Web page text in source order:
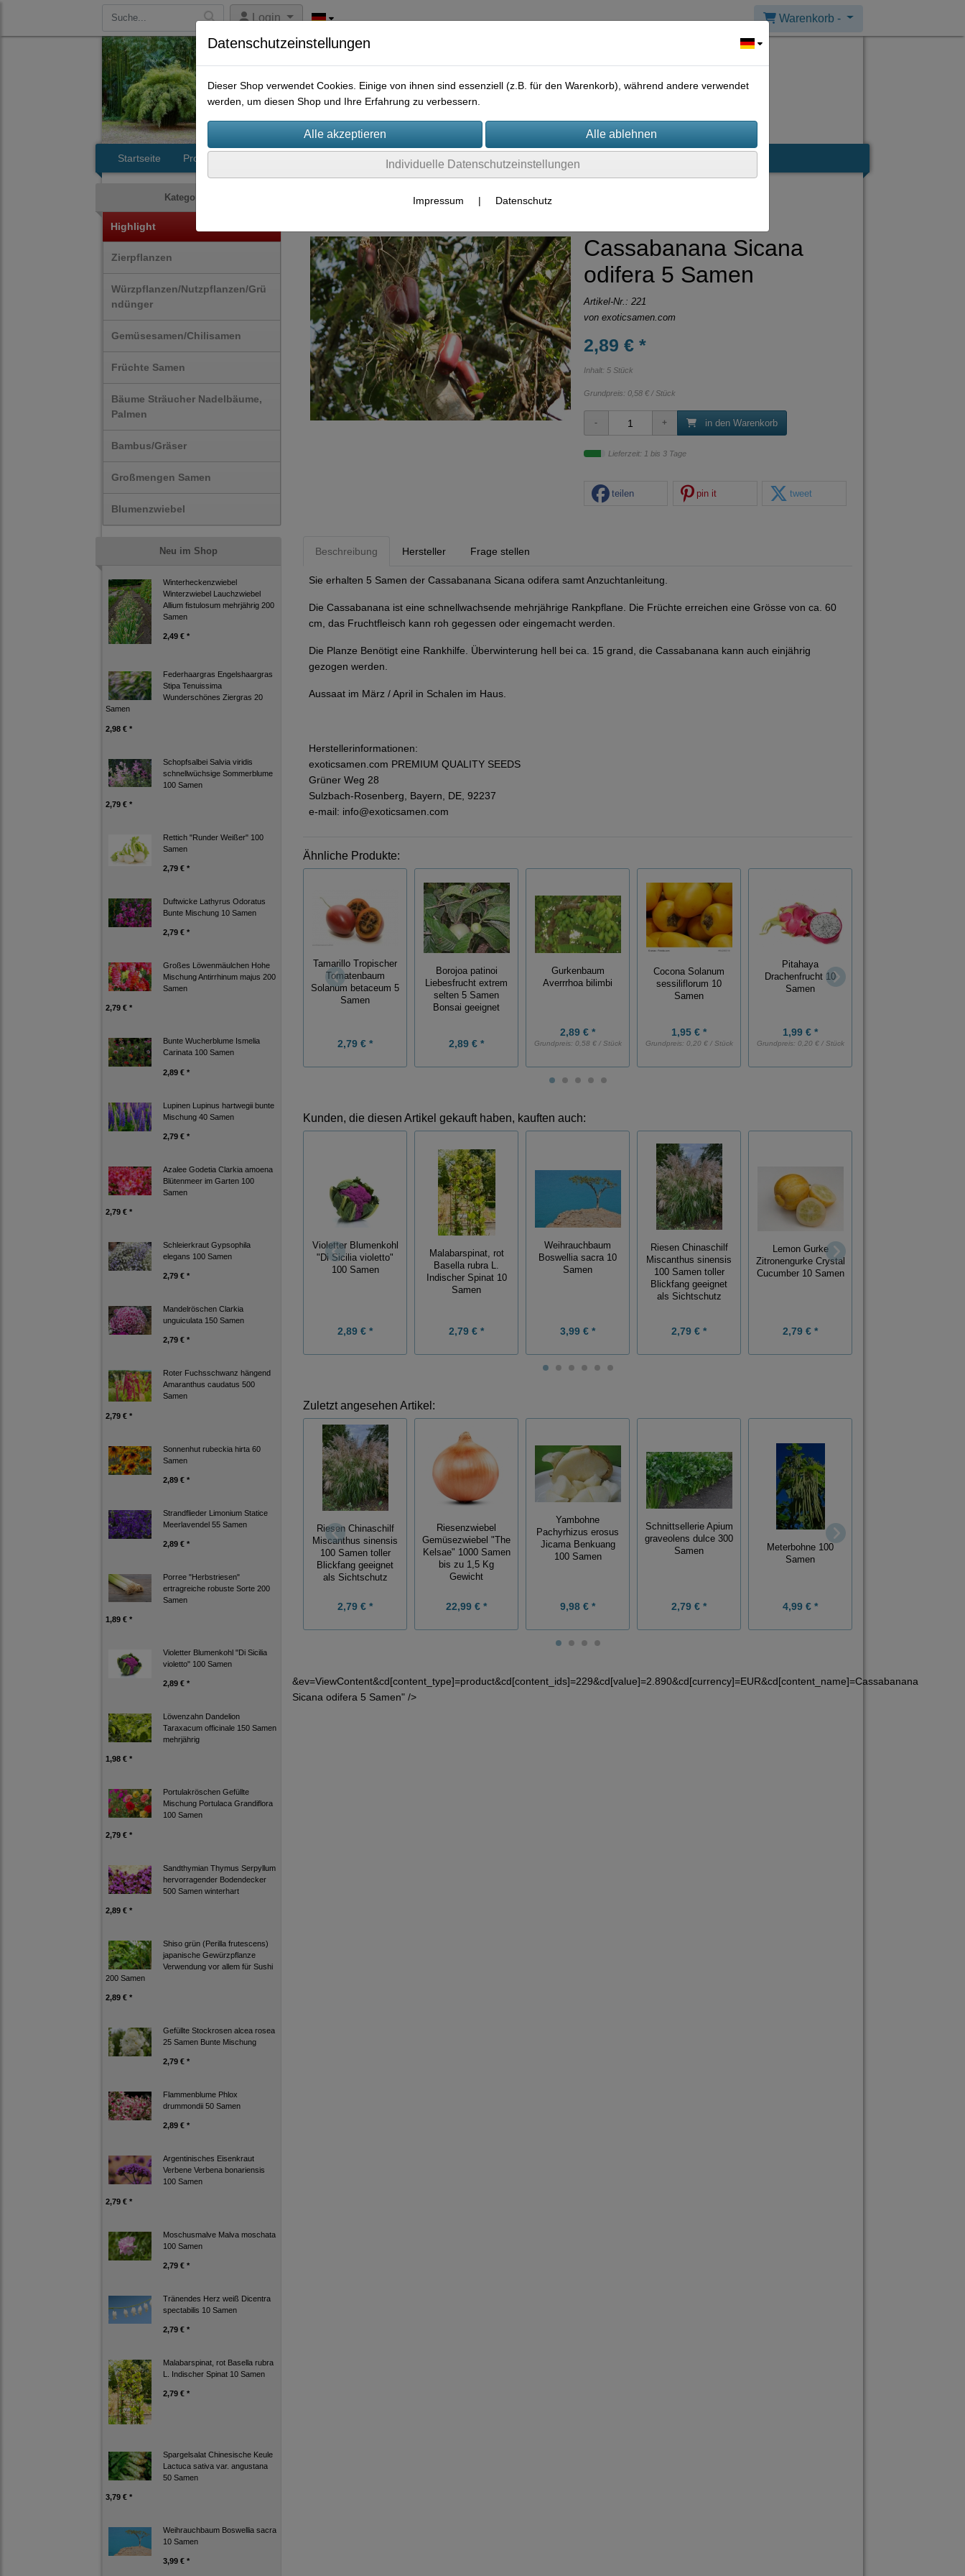
Login Warenkorb -
Startseite Produkte
Kategorien
Highlight
Zierpflanzen
Würzpflanzen/Nutzpflanzen/Grü
ndünger
Gemüsesamen/Chilisamen
Früchte Samen
Bäume Sträucher Nadelbäume,
Palmen
Bambus/Gräser
Großmengen Samen
Blumenzwiebel
Neu im Shop
Winterheckenzwiebel
Winterzwiebel Lauchzwiebel
Allium fistulosum mehrjährig 200
Samen
2,49 € *
Federhaargras Engelshaargras
Stipa Tenuissima
Wunderschönes Ziergras 20
Samen
2,98 € *
Schopfsalbei Salvia viridis
schnellwüchsige Sommerblume
100 Samen
2,79 € *
Rettich "Runder Weißer" 100
Samen
2,79 € *
Duftwicke Lathyrus Odoratus
Bunte Mischung 10 Samen
2,79 € *
Großes Löwenmäulchen Hohe
Mischung Antirrhinum majus 200
Samen
2,79 € *
Bunte Wucherblume Ismelia
Carinata 100 Samen
2,89 € *
Lupinen Lupinus hartwegii bunte
Mischung 40 Samen
2,79 € *
Azalee Godetia Clarkia amoena
Blütenmeer im Garten 100
Samen
2,79 € *
Schleierkraut Gypsophila
elegans 100 Samen
2,79 € *
Mandelröschen Clarkia
unguiculata 150 Samen
2,79 € *
Roter Fuchsschwanz hängend
Amaranthus caudatus 500
Samen
2,79 € *
Sonnenhut rubeckia hirta 60
Samen
2,89 € *
Strandflieder Limonium Statice
Meerlavendel 55 Samen
2,89 € *
Porree "Herbstriesen"
ertragreiche robuste Sorte 200
Samen
1,89 € *
Violetter Blumenkohl "Di Sicilia
violetto" 100 Samen
2,89 € *
Löwenzahn Dandelion
Taraxacum officinale 150 Samen
mehrjährig
1,98 € *
Portulakröschen Gefüllte
Mischung Portulaca Grandiflora
100 Samen
2,79 € *
Sandthymian Thymus Serpyllum
hervorragender Bodendecker
500 Samen winterhart
2,89 € *
Shiso grün (Perilla frutescens)
japanische Gewürzpflanze
Verwendung vor allem für Sushi
200 Samen
2,89 € *
Gefüllte Stockrosen alcea rosea
25 Samen Bunte Mischung
2,79 € *
Flammenblume Phlox
drummondii 50 Samen
2,89 € *
Argentinisches Eisenkraut
Verbene Verbena bonariensis
100 Samen
2,79 € *
Moschusmalve Malva moschata
100 Samen
2,79 € *
Tränendes Herz weiß Dicentra
spectabilis 10 Samen
2,79 € *
Malabarspinat, rot Basella rubra
L. Indischer Spinat 10 Samen
2,79 € *
Spargelsalat Chinesische Keule
Lactuca sativa var. angustana
50 Samen
3,79 € *
Weihrauchbaum Boswellia sacra
10 Samen
3,99 € *
Cassabanana Sicana
odifera 5 Samen
Artikel-Nr.: 221
von exoticsamen.com
2,89 € *
Inhalt: 5 Stück
Grundpreis: 0,58 € / Stück
in den Warenkorb
Lieferzeit: 1 bis 3 Tage
teilen pin it tweet
Beschreibung Hersteller Frage stellen
Sie erhalten 5 Samen der Cassabanana Sicana odifera samt Anzuchtanleitung.
Die Cassabanana ist eine schnellwachsende mehrjährige Rankpflane. Die Früchte erreichen eine Grösse von ca. 60
cm, das Fruchtfleisch kann roh gegessen oder eingemacht werden.
Die Planze Benötigt eine Rankhilfe. Überwinterung hell bei ca. 15 grand, die Cassabanana kann auch einjährig
gezogen werden.
Aussaat im März / April in Schalen im Haus.
Herstellerinformationen:
exoticsamen.com PREMIUM QUALITY SEEDS
Grüner Weg 28
Sulzbach-Rosenberg, Bayern, DE, 92237
e-mail: info@exoticsamen.com
Ähnliche Produkte:
Tamarillo Tropischer
Tomatenbaum
Solanum betaceum 5
Samen
2,79 € *
Borojoa patinoi
Liebesfrucht extrem
selten 5 Samen
Bonsai geeignet
2,89 € *
Gurkenbaum
Averrrhoa bilimbi
2,89 € *
Grundpreis: 0,58 € / Stück
Cocona Solanum
sessiliflorum 10
Samen
1,95 € *
Grundpreis: 0,20 € / Stück
Pitahaya
Drachenfrucht 10
Samen
1,99 € *
Grundpreis: 0,20 € / Stück
Kunden, die diesen Artikel gekauft haben, kauften auch:
Violetter Blumenkohl
"Di Sicilia violetto"
100 Samen
2,89 € *
Malabarspinat, rot
Basella rubra L.
Indischer Spinat 10
Samen
2,79 € *
Weihrauchbaum
Boswellia sacra 10
Samen
3,99 € *
Riesen Chinaschilf
Miscanthus sinensis
100 Samen toller
Blickfang geeignet
als Sichtschutz
2,79 € *
Lemon Gurke
Zitronengurke Crystal
Cucumber 10 Samen
2,79 € *
Zuletzt angesehen Artikel:
Riesen Chinaschilf
Miscanthus sinensis
100 Samen toller
Blickfang geeignet
als Sichtschutz
2,79 € *
Riesenzwiebel
Gemüsezwiebel "The
Kelsae" 1000 Samen
bis zu 1,5 Kg
Gewicht
22,99 € *
Yambohne
Pachyrhizus erosus
Jicama Benkuang
100 Samen
9,98 € *
Schnittsellerie Apium
graveolens dulce 300
Samen
2,79 € *
Meterbohne 100
Samen
4,99 € *
&ev=ViewContent&cd[content_type]=product&cd[content_ids]=229&cd[value]=2.890&cd[currency]=EUR&cd[content_name]=Cassabanana
Sicana odifera 5 Samen" />
Datenschutzeinstellungen
Dieser Shop verwendet Cookies. Einige von ihnen sind essenziell (z.B. für den Warenkorb), während andere verwendet
werden, um diesen Shop und Ihre Erfahrung zu verbessern.
Individuelle Datenschutzeinstellungen
Impressum | Datenschutz